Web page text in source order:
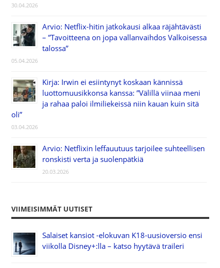
30.04.2026
Arvio: Netflix-hitin jatkokausi alkaa räjähtävästi
– ”Tavoitteena on jopa vallanvaihdos Valkoisessa
talossa”
05.04.2026
Kirja: Irwin ei esiintynyt koskaan kännissä
luottomuusikkonsa kanssa: ”Välillä viinaa meni
ja rahaa paloi ilmiliekeissä niin kauan kuin sitä
oli”
03.04.2026
Arvio: Netflixin leffauutuus tarjoilee suhteellisen
ronskisti verta ja suolenpätkiä
20.03.2026
VIIMEISIMMÄT UUTISET
Salaiset kansiot -elokuvan K18-uusioversio ensi
viikolla Disney+:lla – katso hyytävä traileri